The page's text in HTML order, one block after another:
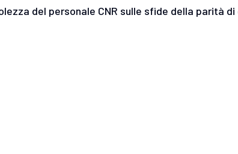
del personale CNR sulle sfide della parità di